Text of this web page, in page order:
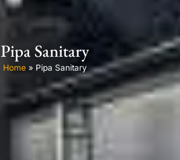
Pipa Sanitary
Home» Pipa Sanitary